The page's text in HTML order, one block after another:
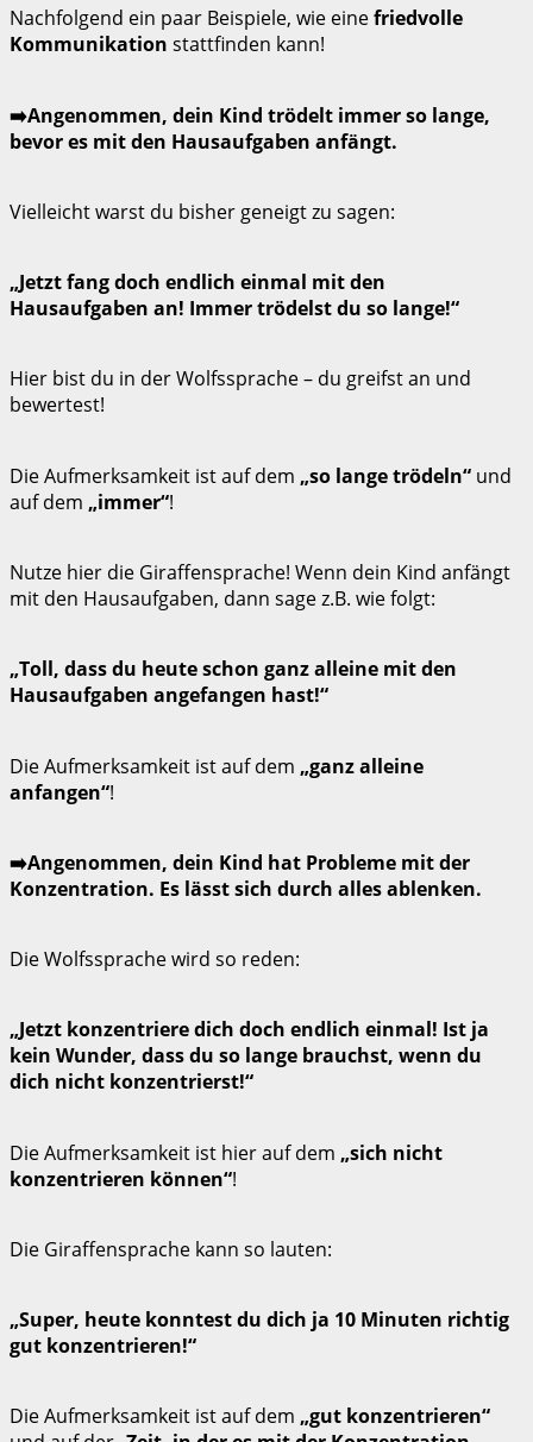
Nachfolgend ein paar Beispiele, wie einefriedvolle
Kommunikation stattfinden kann!
➡️Angenommen, dein Kind trödelt immer so lange,
bevor es mit den Hausaufgaben anfängt.
Vielleicht warst du bisher geneigt zu sagen:
„Jetzt fang doch endlich einmal mit den
Hausaufgaben an! Immer trödelst du so lange!“
Hier bist du in der Wolfssprache – du greifst an und
bewertest!
Die Aufmerksamkeit ist auf dem „so lange trödeln“ und
auf dem „immer“!
Nutze hier die Giraffensprache! Wenn dein Kind anfängt
mit den Hausaufgaben, dann sage z.B. wie folgt:
„Toll, dass du heute schon ganz alleine mit den
Hausaufgaben angefangen hast!“
Die Aufmerksamkeit ist auf dem „ganz alleine
anfangen“!
➡️Angenommen, dein Kind hat Probleme mit der
Konzentration. Es lässt sich durch alles ablenken.
Die Wolfssprache wird so reden:
„Jetzt konzentriere dich doch endlich einmal! Ist ja
kein Wunder, dass du so lange brauchst, wenn du
dich nicht konzentrierst!“
Die Aufmerksamkeit ist hier auf dem „sich nicht
konzentrieren können“!
Die Giraffensprache kann so lauten:
„Super, heute konntest du dich ja 10 Minuten richtig
gut konzentrieren!“
Die Aufmerksamkeit ist auf dem „gut konzentrieren“